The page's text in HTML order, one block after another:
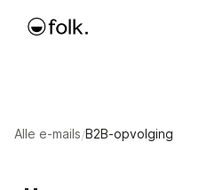
Alle e-mails/B2B-opvolging